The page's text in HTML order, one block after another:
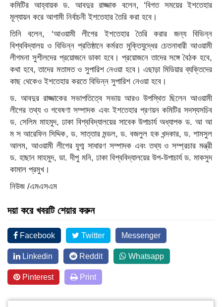
কমিটির আহ্বায়ক ড. আবদুর রাজ্জাক বলেন, ‘বিগত সময়ের ইশতেহার
মূল্যায়ন করে আগামী নির্বাচনী ইশতেহার তৈরি করা হবে।
তিনি বলেন, ‘আওয়ামী লীগের ইশতেহার তৈরি করার জন্য বিভিন্ন
বিশ্ববিদ্যালয় ও বিভিন্ন প্রতিষ্ঠানে কর্মরত মুক্তিযুদ্ধের চেতনাধারী আওয়ামী
লীগমনা সুশীলদের প্রয়োজনে ডাকা হবে। প্রয়োজনে তাদের সঙ্গে বৈঠক হবে,
কথা হবে, তাদের মতামত ও সুপারিশ নেওয়া হবে। এছাড়া মিডিয়ার ব্যক্তিদের
কাছ থেকেও ইশতেহার করতে বিভিন্ন সুপারিশ নেওয়া হবে।
ড. আবদুর রাজ্জাকের সভাপতিত্বে সভায় আরও উপস্থিত ছিলেন আওয়ামী
লীগের তথ্য ও গবেষণা সম্পাদক এবং ইশতেহার প্রণয়ন কমিটির সদস্যসচিব
ড. সেলিম মাহমুদ, ঢাকা বিশ্ববিদ্যালয়ের সাবেক উপাচার্য অধ্যাপক ড. আ আ
ম স আরেফিন সিদ্দিক, ড. সাত্তার মন্ডল, ড. বজলুল হক খন্দকার, ড. শামসুল
আলম, আওয়ামী লীগের যুগ্ম সাধারণ সম্পাদক এবং তথ্য ও সম্প্রচার মন্ত্রী
ড. হাছান মাহমুদ, ডা. দীপু মনি, ঢাকা বিশ্ববিদ্যালয়ের উপ-উপাচার্য ড. মাকসুদ
কামাল প্রমুখ।
নিউজ /এমএসএম
দয়া করে খবরটি শেয়ার করুন
Facebook Twitter Messenger
Linkedin Reddit Whatsapp
Pinterest Print